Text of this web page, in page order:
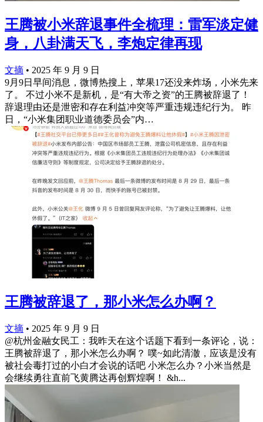
王腾被小米辞退事件全梳理：雷军淡定健
身，八卦满天飞，李炮定律再现
文摘 • 2025 年 9 月 9 日
9月9日早间消息，微博热搜上，苹果17还没来炸场，小米先来
了。 不过小米不是新机，是“有大帝之资”的王腾被辞退了！
辞退理由还是泄密和存在利益冲突等严重违规违纪行为。 昨
日，“小米集团职业道德委员会”内…
王腾被辞退了，那小米怎么办啊？
文摘 • 2025 年 9 月 9 日
@杭州金融女民工：我昨天在这个话题下看到一条评论，说：
王腾被辞退了，那小米怎么办啊？ 噗~如此清澈，应该是没有
被社会毒打过的小白才会说的话吧 小米怎么办？小米当然是
会继续勇往直前飞黄腾达再创辉煌啊！ &h...